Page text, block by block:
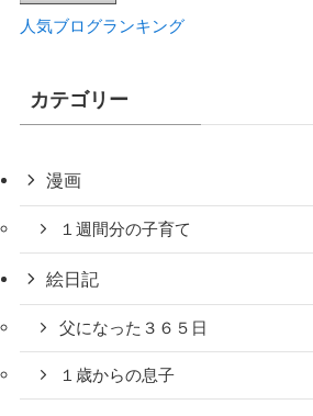
人気ブログランキング
カテゴリー
漫画
１週間分の子育て
絵日記
父になった３６５日
１歳からの息子